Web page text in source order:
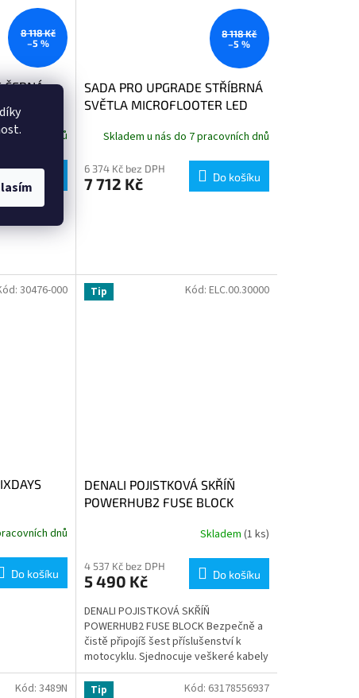
8 118 Kč
–5 %
ČERNÁ
LED
dnů
8 118 Kč
–5 %
SADA PRO UPGRADE STŘÍBRNÁ
SVĚTLA MICROFLOOTER LED
Skladem u nás do 7 pracovních dnů
6 374 Kč bez DPH
7 712 Kč Do košíku
dnů
Do košíku
30476-000 Tip
DENALI POJISTKOVÁ SKŘÍŇ
POWERHUB2 FUSE BLOCK
Skladem (1 ks)
4 537 Kč bez DPH
5 490 Kč Do košíku
DENALI POJISTKOVÁ SKŘÍŇ
POWERHUB2 FUSE BLOCK Bezpečně a
čistě připojíš šest příslušenství k
motocyklu. Sjednocuje veškeré kabely
příslušenství do jednoho centrálního
uzlu....
Kód: ELC.00.30000
Kód:3489N Tip Kód: 63178556937